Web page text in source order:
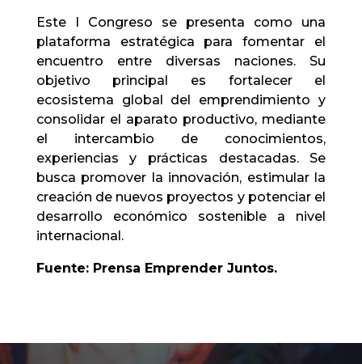
Este I Congreso se presenta como una
plataforma estratégica para fomentar el
encuentro entre diversas naciones. Su
objetivo principal es fortalecer el
ecosistema global del emprendimiento y
consolidar el aparato productivo, mediante
el intercambio de conocimientos,
experiencias y prácticas destacadas. Se
busca promover la innovación, estimular la
creación de nuevos proyectos y potenciar el
desarrollo económico sostenible a nivel
internacional.
Fuente: Prensa Emprender Juntos.